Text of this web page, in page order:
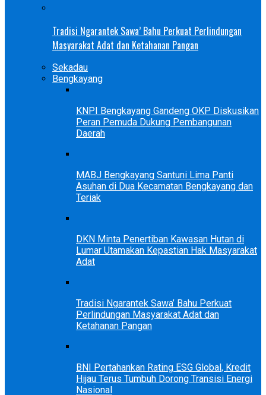
Tradisi Ngarantek Sawa’ Bahu Perkuat Perlindungan
Masyarakat Adat dan Ketahanan Pangan
Sekadau
Bengkayang
KNPI Bengkayang Gandeng OKP Diskusikan
Peran Pemuda Dukung Pembangunan
Daerah
MABJ Bengkayang Santuni Lima Panti
Asuhan di Dua Kecamatan Bengkayang dan
Teriak
DKN Minta Penertiban Kawasan Hutan di
Lumar Utamakan Kepastian Hak Masyarakat
Adat
Tradisi Ngarantek Sawa’ Bahu Perkuat
Perlindungan Masyarakat Adat dan
Ketahanan Pangan
BNI Pertahankan Rating ESG Global, Kredit
Hijau Terus Tumbuh Dorong Transisi Energi
Nasional